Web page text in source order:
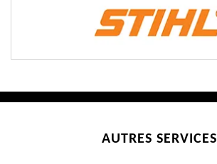
AUTRES SERVICES